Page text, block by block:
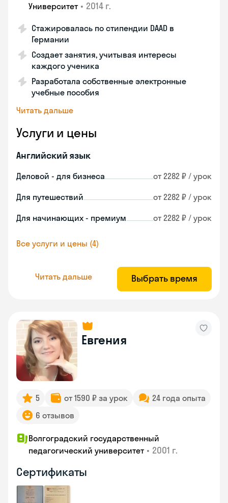
Университет • 2014 г.
Стажировалась по стипендии DAAD в
Германии
Создает занятия, учитывая интересы
каждого ученика
Разработала собственные электронные
учебные пособия
Читать дальше
Услуги и цены
Английский язык
Деловой - для бизнеса от 2282 ₽ / урок
Для путешествий от 2282 ₽ / урок
Для начинающих - премиум от 2282 ₽ / урок
Все услуги и цены (4)
Читать дальше Выбрать время
Евгения
5 от 1590 ₽ за урок
24 года опыта
6 отзывов
Волгоградский государственный
педагогический университет • 2001 г.
Сертификаты